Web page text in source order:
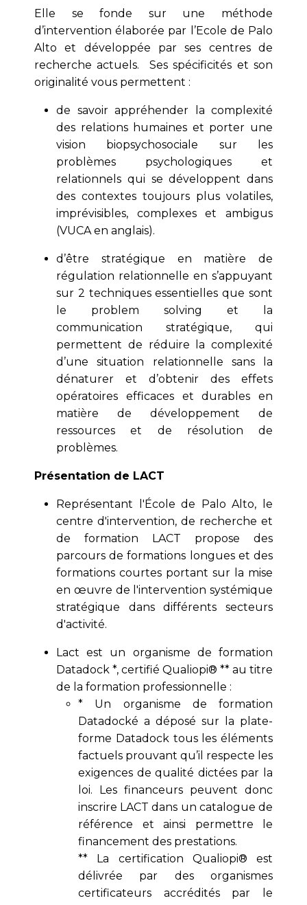
Elle se fonde sur une méthode
d’intervention élaborée par l’Ecole de Palo
Alto et développée par ses centres de
recherche actuels. Ses spécificités et son
originalité vous permettent :
de savoir appréhender la complexité
des relations humaines et porter une
vision biopsychosociale sur les
problèmes psychologiques et
relationnels qui se développent dans
des contextes toujours plus volatiles,
imprévisibles, complexes et ambigus
(VUCA en anglais).
d’être stratégique en matière de
régulation relationnelle en s’appuyant
sur 2 techniques essentielles que sont
le problem solving et la
communication stratégique, qui
permettent de réduire la complexité
d’une situation relationnelle sans la
dénaturer et d’obtenir des effets
opératoires efficaces et durables en
matière de développement de
ressources et de résolution de
problèmes.
Présentation de LACT
Représentant l'École de Palo Alto, le
centre d'intervention, de recherche et
de formation LACT propose des
parcours de formations longues et des
formations courtes portant sur la mise
en œuvre de l'intervention systémique
stratégique dans différents secteurs
d'activité.
Lact est un organisme de formation
Datadock *, certifié Qualiopi® ** au titre
de la formation professionnelle :
* Un organisme de formation
Datadocké a déposé sur la plate-
forme Datadock tous les éléments
factuels prouvant qu’il respecte les
exigences de qualité dictées par la
loi. Les financeurs peuvent donc
inscrire LACT dans un catalogue de
référence et ainsi permettre le
financement des prestations.
** La certification Qualiopi® est
délivrée par des organismes
certificateurs accrédités par le